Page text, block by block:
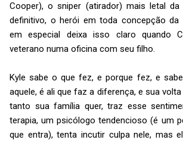
Cooper), o sniper (atirador) mais letal
definitivo, o herói em toda concepção da
em especial deixa isso claro quando
veterano numa oficina com seu filho.
Kyle sabe o que fez, e porque fez, e
aquele, é ali que faz a diferença, e sua
tanto sua família quer, traz esse
terapia, um psicólogo tendencioso (é um
que entra), tenta incutir culpa nele, mas